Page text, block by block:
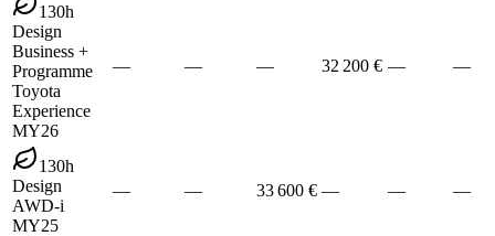
130h
Design
Business +
Programme
Toyota
Experience
MY26
— — — 32 200 € — —
130h
Design
AWD-i
MY25
— — 33 600 € — — —